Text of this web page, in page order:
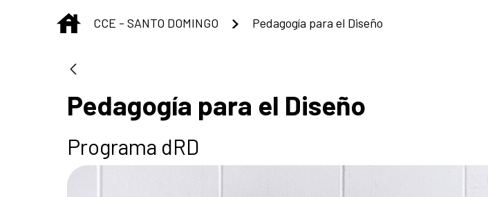
INICIO
CCE - SANTO DOMINGO Pedagogía para el Diseño
Pedagogía para el Diseño
Programa dRD